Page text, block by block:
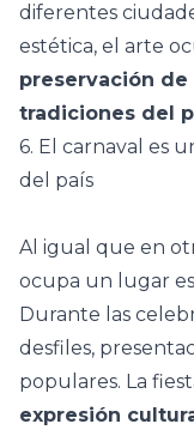
diferentes
estética, el arte
preservación
tradiciones del
6. El carnaval es
del país
Al igual que en
ocupa un lugar
Durante las
desfiles,
populares. La
expresión